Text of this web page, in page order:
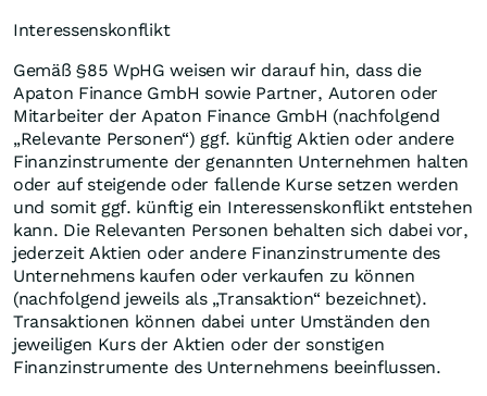
Interessenskonflikt
Gemäß §85 WpHG weisen wir darauf hin, dass die
Apaton Finance GmbH sowie Partner, Autoren oder
Mitarbeiter der Apaton Finance GmbH (nachfolgend
„Relevante Personen“) ggf. künftig Aktien oder andere
Finanzinstrumente der genannten Unternehmen halten
oder auf steigende oder fallende Kurse setzen werden
und somit ggf. künftig ein Interessenskonflikt entstehen
kann. Die Relevanten Personen behalten sich dabei vor,
jederzeit Aktien oder andere Finanzinstrumente des
Unternehmens kaufen oder verkaufen zu können
(nachfolgend jeweils als „Transaktion“ bezeichnet).
Transaktionen können dabei unter Umständen den
jeweiligen Kurs der Aktien oder der sonstigen
Finanzinstrumente des Unternehmens beeinflussen.